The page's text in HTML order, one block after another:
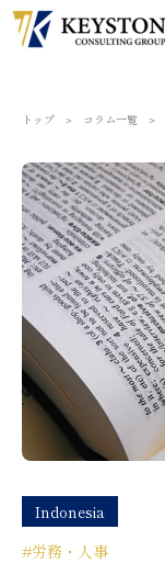
トップ ＞ コラム一覧 ＞
Indonesia
#労務・人事